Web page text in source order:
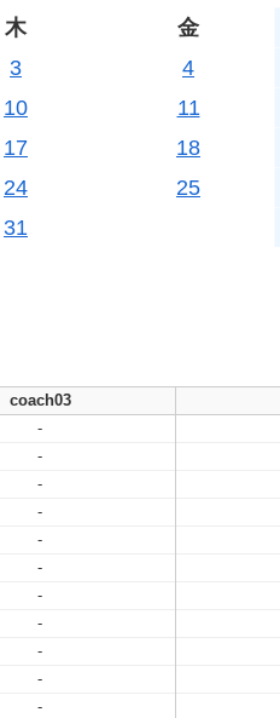
木 金
3 4
10 11
17 18
24 25
31
coach03
-
-
-
-
-
-
-
-
-
-
-